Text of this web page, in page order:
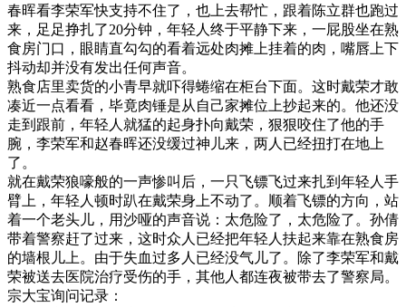
春晖看李荣军快支持不住了，也上去帮忙，跟着陈立群也跑过
来，足足挣扎了20分钟，年轻人终于平静下来，一屁股坐在熟
食房门口，眼睛直勾勾的看着远处肉摊上挂着的肉，嘴唇上下
抖动却并没有发出任何声音。
熟食店里卖货的小青早就吓得蜷缩在柜台下面。这时戴荣才敢
凑近一点看看，毕竟肉锤是从自己家摊位上抄起来的。他还没
走到跟前，年轻人就猛的起身扑向戴荣，狠狠咬住了他的手
腕，李荣军和赵春晖还没缓过神儿来，两人已经扭打在地上
了。
就在戴荣狼嚎般的一声惨叫后，一只飞镖飞过来扎到年轻人手
臂上，年轻人顿时趴在戴荣身上不动了。顺着飞镖的方向，站
着一个老头儿，用沙哑的声音说：太危险了，太危险了。孙倩
带着警察赶了过来，这时众人已经把年轻人扶起来靠在熟食房
的墙根儿上。由于失血过多人已经没气儿了。除了李荣军和戴
荣被送去医院治疗受伤的手，其他人都连夜被带去了警察局。
宗大宝询问记录：